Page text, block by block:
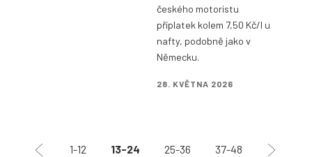
českého motoristu
příplatek kolem 7,50 Kč/l u
nafty, podobně jako v
Německu.
28. KVĚTNA 2026
1-12 13-24 25-36 37-48